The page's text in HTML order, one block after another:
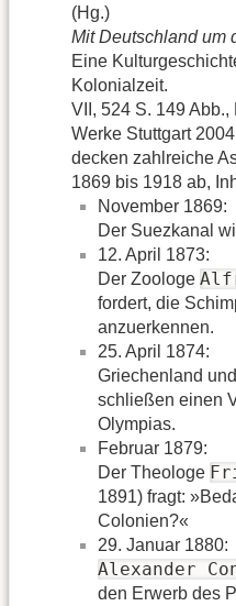
(Hg.)
Mit Deutschland um
Eine
Kolonialzeit.
VII, 524 S. 149
Werke Stuttgart
decken zahlreiche
1869 bis 1918 ab,
November 1869:
Der Suezkanal
12. April 1873:
Der Zoologe
fordert, die
anzuerkennen.
25. April 1874:
Griechenland
schließen einen
Olympias.
Februar 1879:
Der Theologe
1891) fragt:
Colonien?«
29. Januar 1880:
Alexander
den Erwerb des